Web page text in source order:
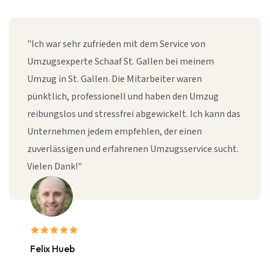
Felix Hueb
"Ich war sehr zufrieden mit dem Service von
Umzugsexperte Schaaf St. Gallen bei meinem
Umzug in St. Gallen. Die Mitarbeiter waren
pünktlich, professionell und haben den Umzug
reibungslos und stressfrei abgewickelt. Ich kann das
Unternehmen jedem empfehlen, der einen
zuverlässigen und erfahrenen Umzugsservice sucht.
Vielen Dank!"